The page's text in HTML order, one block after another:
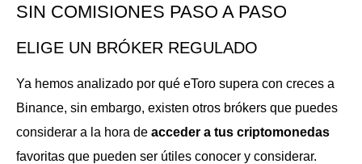
SIN COMISIONES PASO A PASO
ELIGE UN BRÓKER REGULADO
Ya hemos analizado por qué eToro supera con creces a
Binance, sin embargo, existen otros brókers que puedes
considerar a la hora de acceder a tus criptomonedas
favoritas que pueden ser útiles conocer y considerar.